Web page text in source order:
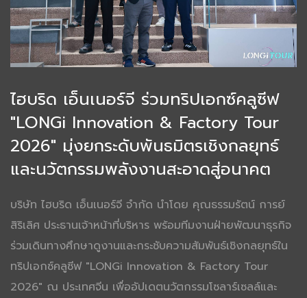
ไฮบริด เอ็นเนอร์จี ร่วมทริปเอกซ์คลูซีฟ
"LONGi Innovation & Factory Tour
2026" มุ่งยกระดับพันธมิตรเชิงกลยุทธ์
และนวัตกรรมพลังงานสะอาดสู่อนาคต
บริษัท ไฮบริด เอ็นเนอร์จี จำกัด นำโดย คุณธรรมรัตน์ การย์
สิริเลิศ ประธานเจ้าหน้าที่บริหาร พร้อมทีมงานฝ่ายพัฒนาธุรกิจ
ร่วมเดินทางศึกษาดูงานและกระชับความสัมพันธ์เชิงกลยุทธ์ใน
ทริปเอกซ์คลูซีฟ "LONGi Innovation & Factory Tour
2026" ณ ประเทศจีน เพื่ออัปเดตนวัตกรรมโซลาร์เซลล์และ